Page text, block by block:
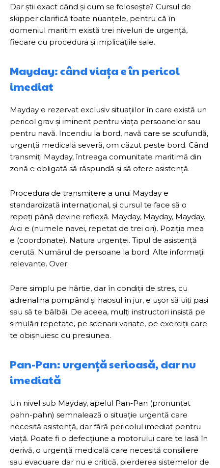
Dar știi exact când și cum se folosește? Cursul de
skipper clarifică toate nuanțele, pentru că în
domeniul maritim există trei niveluri de urgență,
fiecare cu procedura și implicațiile sale.
Mayday: când viața e în pericol
imediat
Mayday e rezervat exclusiv situațiilor în care există un
pericol grav și iminent pentru viața persoanelor sau
pentru navă. Incendiu la bord, navă care se scufundă,
urgență medicală severă, om căzut peste bord. Când
transmiți Mayday, întreaga comunitate maritimă din
zonă e obligată să răspundă și să ofere asistență.
Procedura de transmitere a unui Mayday e
standardizată internațional, și cursul te face să o
repeți până devine reflexă. Mayday, Mayday, Mayday.
Aici e (numele navei, repetat de trei ori). Poziția mea
e (coordonate). Natura urgenței. Tipul de asistență
cerută. Numărul de persoane la bord. Alte informații
relevante. Over.
Pare simplu pe hârtie, dar în condiții de stres, cu
adrenalina pompând și haosul în jur, e ușor să uiți pași
sau să te bâlbâi. De aceea, mulți instructori insistă pe
simulări repetate, pe scenarii variate, pe exerciții care
te obișnuiesc cu presiunea.
Pan-Pan: urgență serioasă, dar nu
imediată
Un nivel sub Mayday, apelul Pan-Pan (pronunțat
pahn-pahn) semnalează o situație urgentă care
necesită asistență, dar fără pericolul imediat pentru
viață. Poate fi o defecțiune a motorului care te lasă în
derivă, o urgență medicală care necesită consiliere
sau evacuare dar nu e critică, pierderea sistemelor de